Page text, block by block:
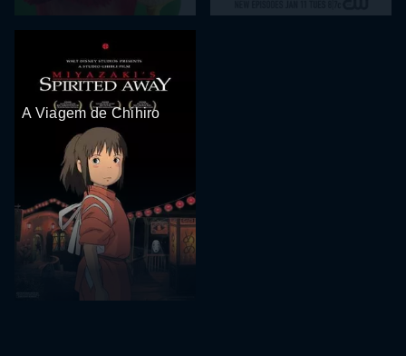
A Viagem de Chihiro